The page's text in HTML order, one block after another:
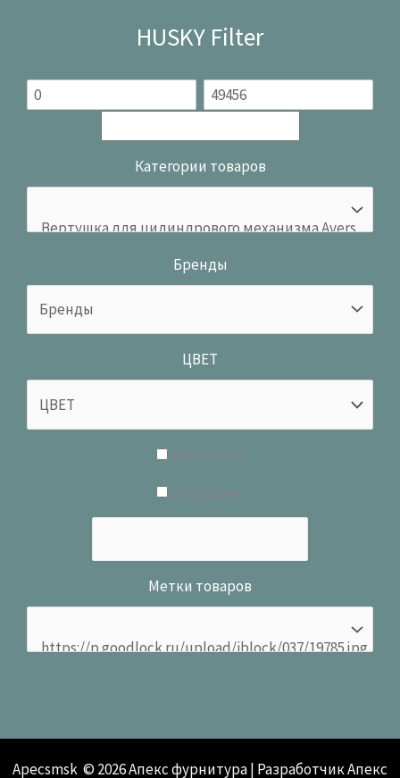
HUSKY Filter
Категории товаров
Бренды
ЦВЕТ
Метки товаров
Apecsmsk © 2026 Апекс фурнитура | Разработчик Апекс